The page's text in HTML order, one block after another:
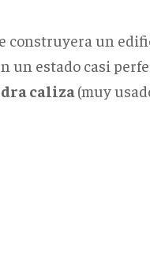
construyera un
un estado casi
caliza (muy